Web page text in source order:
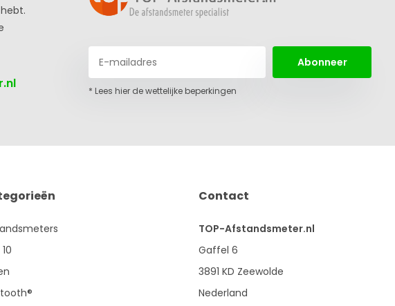
Abonneer
* Lees hier de wettelijke beperkingen
Contact
TOP-Afstandsmeter.nl
Gaffel 6
3891 KD Zeewolde
Nederland